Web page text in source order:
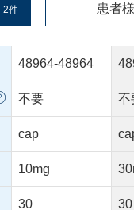
2件 患者様
48964-48964
不要 不
cap
10mg
30 30